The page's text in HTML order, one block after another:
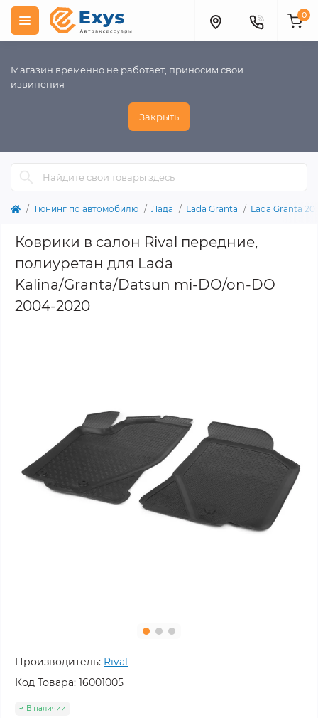
Магазин временно не работает, приносим свои
извинения
Закрыть
0
Тюнинг по автомобилю Лада Lada Granta Lada Granta
Коврики в салон Rival передние,
полиуретан для Lada
Kalina/Granta/Datsun mi-DO/on-DO
2004-2020
Производитель: Rival
Код Товара: 16001005
В наличии